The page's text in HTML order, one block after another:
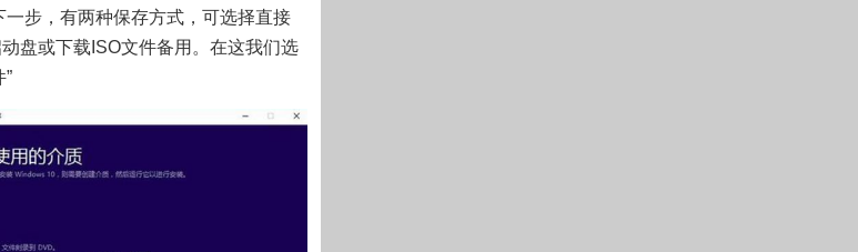
一步，有两种保存方式，可选择直接
盘或下载ISO文件备用。在这我们选